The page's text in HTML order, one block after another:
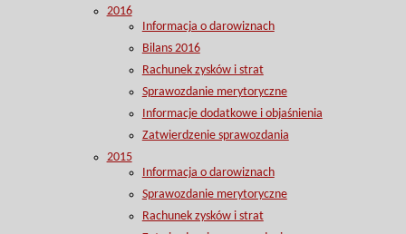
2016
Informacja o darowiznach
Bilans 2016
Rachunek zysków i strat
Sprawozdanie merytoryczne
Informacje dodatkowe i objaśnienia
Zatwierdzenie sprawozdania
2015
Informacja o darowiznach
Sprawozdanie merytoryczne
Rachunek zysków i strat